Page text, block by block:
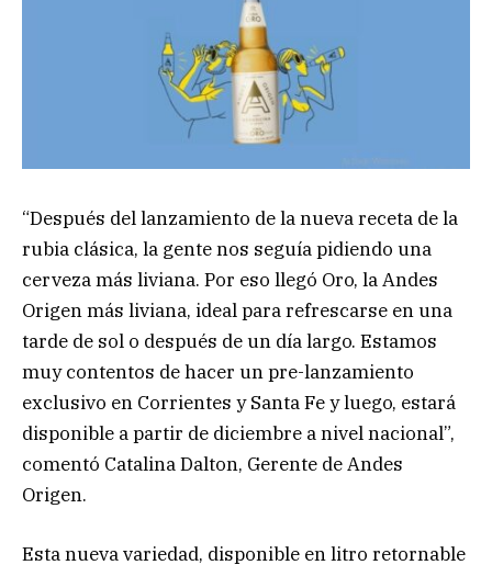
“Después del lanzamiento de la nueva receta de la
rubia clásica, la gente nos seguía pidiendo una
cerveza más liviana. Por eso llegó Oro, la Andes
Origen más liviana, ideal para refrescarse en una
tarde de sol o después de un día largo. Estamos
muy contentos de hacer un pre-lanzamiento
exclusivo en Corrientes y Santa Fe y luego, estará
disponible a partir de diciembre a nivel nacional”,
comentó Catalina Dalton, Gerente de Andes
Origen.
Esta nueva variedad, disponible en litro retornable